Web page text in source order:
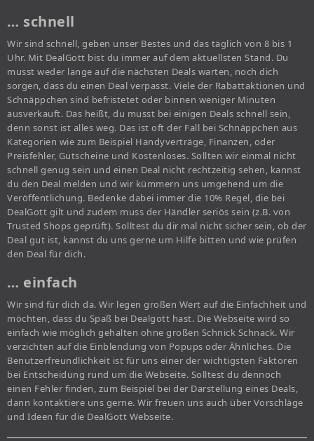
… schnell
Wir sind schnell, geben unser Bestes und das täglich von 8 bis 1
Uhr. Mit DealGott bist du immer auf dem aktuellsten Stand. Du
musst weder lange auf die nächsten Deals warten, noch dich
sorgen, dass du einen Deal verpasst. Viele der Rabattaktionen und
Schnäppchen sind befristetet oder binnen weniger Minuten
ausverkauft. Das heißt, du musst bei einigen Deals schnell sein,
denn sonst ist alles weg. Das ist oft der Fall bei Schnäppchen aus
Kategorien wie zum Beispiel Handyverträge, Finanzen, oder
Preisfehler, Gutscheine und Kostenloses. Sollten wir einmal nicht
schnell genug sein und einen Deal nicht rechtzeitig sehen, kannst
du den Deal melden und wir kümmern uns umgehend um die
Veröffentlichung. Bedenke dabei immer die 10% Regel, die bei
DealGott gilt und zudem muss der Händler seriös sein (z.B. von
Trusted Shops geprüft). Solltest du dir mal nicht sicher sein, ob der
Deal gut ist, kannst du uns gerne um Hilfe bitten und wie prüfen
den Deal für dich.
… einfach
Wir sind für dich da. Wir legen großen Wert auf die Einfachheit und
möchten, dass du Spaß bei Dealgott hast. Die Webseite wird so
einfach wie möglich gehalten ohne großen Schnick Schnack. Wir
verzichten auf die Einblendung von Popups oder Ähnliches. Die
Benutzerfreundlichkeit ist für uns einer der wichtigsten Faktoren
bei Entscheidung rund um die Webseite. Solltest du dennoch
einen Fehler finden, zum Beispiel bei der Darstellung eines Deals,
dann kontaktiere uns gerne. Wir freuen uns auch über Vorschläge
und Ideen für die DealGott Webseite.